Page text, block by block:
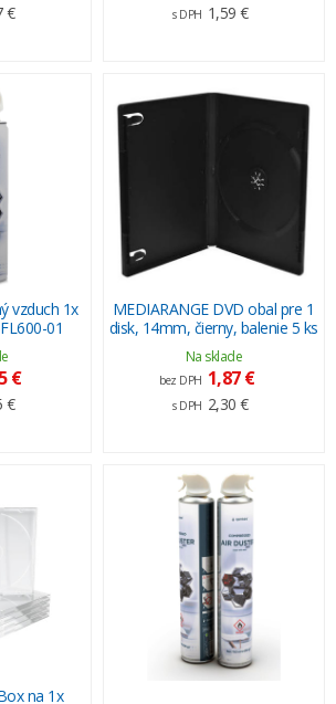
€ s DPH 1,59 €
vzduch 1x
01
€
€
MEDIARANGE DVD obal pre 1
disk, 14mm, čierny, balenie 5 ks
Na sklade
bez DPH 1,87 €
s DPH 2,30 €
na 1x